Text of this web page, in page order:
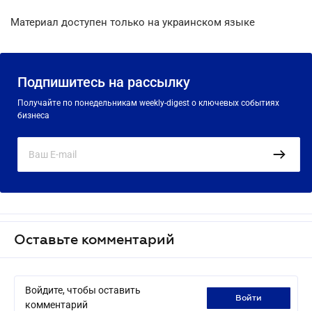
Материал доступен только на украинском языке
Подпишитесь на рассылку
Получайте по понедельникам weekly-digest о ключевых событиях
бизнеса
Оставьте комментарий
Войдите, чтобы оставить
комментарий
войти